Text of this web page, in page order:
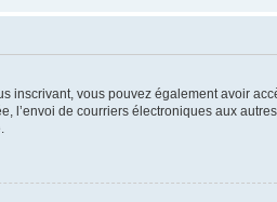
inscrivant, vous pouvez également avoir
l’envoi de courriers électroniques aux autres